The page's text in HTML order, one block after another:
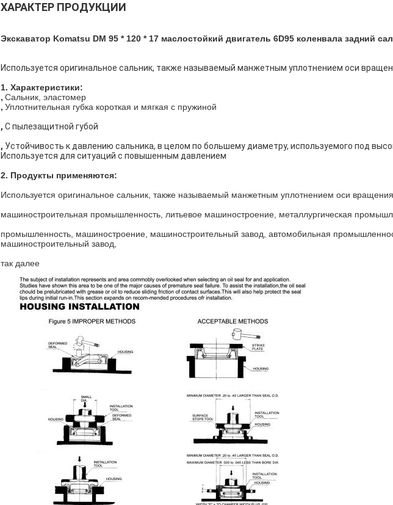
ХАРАКТЕР ПРОДУКЦИИ
Экскаватор Komatsu DM 95 * 120 * 17 маслостойкий двигатель 6D95 коленвала задний
Используется оригинальное сальник, также называемый манжетным уплотнением оси
1. Характеристики:
, Сальник, эластомер
, Уплотнительная губка короткая и мягкая с пружиной
, С пылезащитной губой
, Устойчивость к давлению сальника, в целом по большему диаметру, используемого под
Используется для ситуаций с повышенным давлением
2. Продукты применяются:
Используется оригинальное сальник, также называемый манжетным уплотнением оси вращения.
машиностроительная промышленность, литьевое машиностроение, металлургическая
промышленность, машиностроение, машиностроительный завод, автомобильная
машиностроительный завод,
так далее